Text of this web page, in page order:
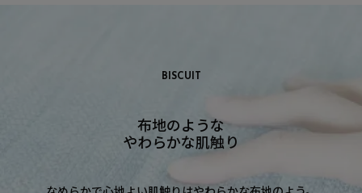
BISCUIT
布地のような
やわらかな肌触り